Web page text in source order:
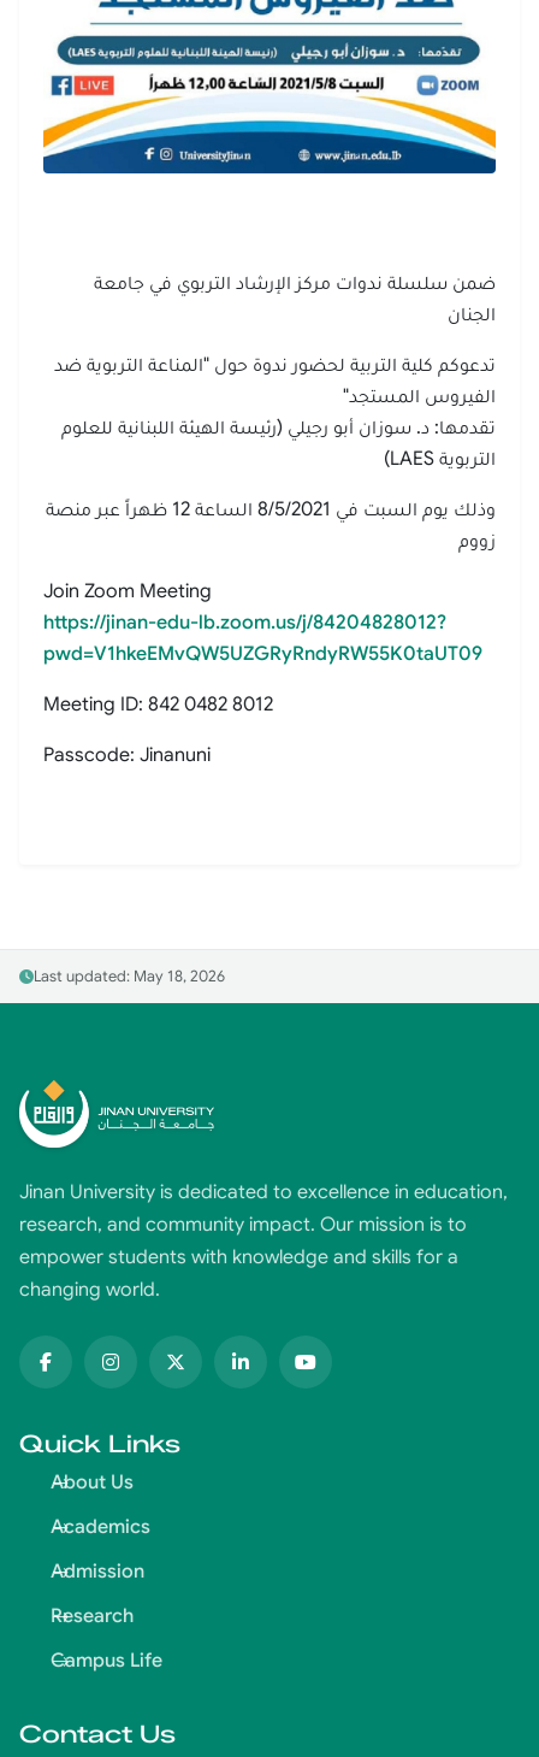
ضمن سلسلة ندوات مركز الإرشاد التربوي في جامعة
الجنان
تدعوكم كلية التربية لحضور ندوة حول "المناعة التربوية ضد
الفيروس المستجد"
تقدمها: د. سوزان أبو رجيلي (رئيسة الهيئة اللبنانية للعلوم
التربوية LAES)
وذلك يوم السبت في 8/5/2021 الساعة 12 ظهراً عبر منصة
زووم
Join Zoom Meeting
https://jinan-edu-lb.zoom.us/j/84204828012?
pwd=V1hkeEMvQW5UZGRyRndyRW55K0taUT09
Meeting ID: 842 0482 8012
Passcode: Jinanuni
Last updated: May 18, 2026
Jinan University is dedicated to excellence in education,
research, and community impact. Our mission is to
empower students with knowledge and skills for a
changing world.
Quick Links
About Us
Academics
Admission
Research
Campus Life
Contact Us